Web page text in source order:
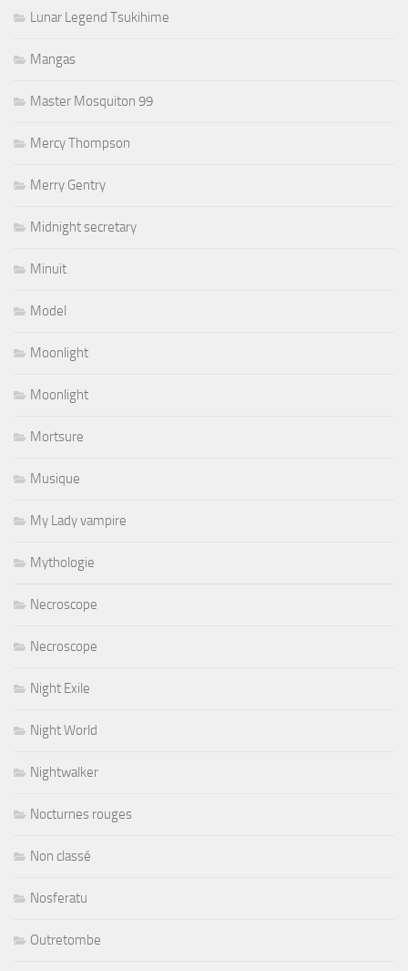
Lunar Legend Tsukihime
Mangas
Master Mosquiton 99
Mercy Thompson
Merry Gentry
Midnight secretary
Minuit
Model
Moonlight
Moonlight
Mortsure
Musique
My Lady vampire
Mythologie
Necroscope
Necroscope
Night Exile
Night World
Nightwalker
Nocturnes rouges
Non classé
Nosferatu
Outretombe